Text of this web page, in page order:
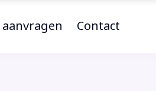
aanvragen Contact